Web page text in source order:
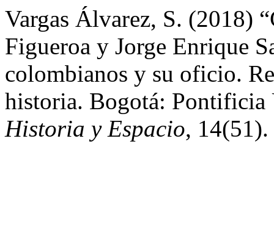
Vargas Álvarez, S. (2018)
Figueroa y Jorge Enrique
colombianos y su oficio.
historia. Bogotá: Pontificia
Historia y Espacio,